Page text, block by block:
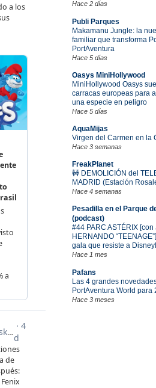
Hace 2 días
Publi Parques
Makamanu Jungle: la
familiar que transforma
PortAventura
Hace 5 días
Oasys MiniHollywood
MiniHollywood Oasys
carracas europeas para
una especie en peligro
Hace 5 días
AquaMijas
Virgen del Carmen en la
Hace 3 semanas
FreakPlanet
🚧 DEMOLICIÓN del
MADRID (Estación
Hace 4 semanas
Pesadilla en el Parque
(podcast)
#44 PARC ASTÉRIX [con
HERNANDO
gala que resiste a
Hace 1 mes
Pafans
Las 4 grandes
PortAventura World para
Hace 3 meses